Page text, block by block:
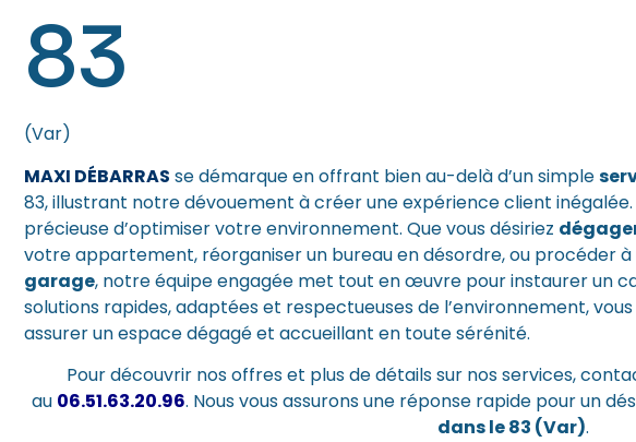
83
(Var)
MAXI DÉBARRAS se démarque en offrant bien au-delà d’un simple
83, illustrant notre dévouement à créer une expérience client
précieuse d’optimiser votre environnement. Que vous désiriez
votre appartement, réorganiser un bureau en désordre, ou procéder à
garage, notre équipe engagée met tout en œuvre pour instaurer un
solutions rapides, adaptées et respectueuses de l’environnement,
assurer un espace dégagé et accueillant en toute sérénité.
Pour découvrir nos offres et plus de détails sur nos services,
au 06.51.63.20.96. Nous vous assurons une réponse rapide pour un
dans le 83 (Var).